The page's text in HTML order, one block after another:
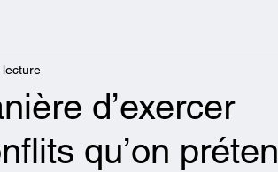
d’exercer
qu’on